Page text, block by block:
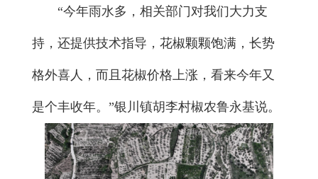
“今年雨水多，相关部门对我们大力支
持，还提供技术指导，花椒颗颗饱满，长势
格外喜人，而且花椒价格上涨，看来今年又
是个丰收年。”银川镇胡李村椒农鲁永基说。